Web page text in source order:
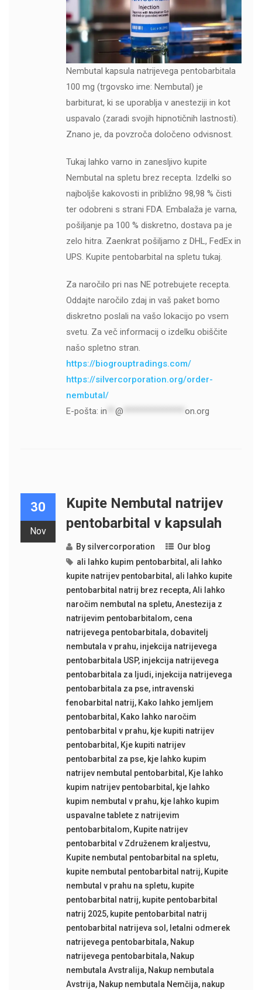
Nembutal kapsula natrijevega pentobarbitala
100 mg (trgovsko ime: Nembutal) je
barbiturat, ki se uporablja v anesteziji in kot
uspavalo (zaradi svojih hipnotičnih lastnosti).
Znano je, da povzroča določeno odvisnost.
Tukaj lahko varno in zanesljivo kupite
Nembutal na spletu brez recepta. Izdelki so
najboljše kakovosti in približno 98,98 % čisti
ter odobreni s strani FDA. Embalaža je varna,
pošiljanje pa 100 % diskretno, dostava pa je
zelo hitra. Zaenkrat pošiljamo z DHL, FedEx in
UPS. Kupite pentobarbital na spletu tukaj.
Za naročilo pri nas NE potrebujete recepta.
Oddajte naročilo zdaj in vaš paket bomo
diskretno poslali na vašo lokacijo po vsem
svetu. Za več informacij o izdelku obiščite
našo spletno stran.
https://biogrouptradings.com/
https://silvercorporation.org/order-
nembutal/
E-pošta: in @ on.org
30
Nov
Kupite Nembutal natrijev
pentobarbital v kapsulah
By silvercorporation
Our blog
ali lahko kupim pentobarbital , ali lahko
kupite natrijev pentobarbital , ali lahko kupite
pentobarbital natrij brez recepta,Ali lahko
naročim nembutal na spletu,Anestezija z
natrijevim pentobarbitalom, cena
natrijevega pentobarbitala, dobavitelj
nembutala v prahu, injekcija natrijevega
pentobarbitala USP, injekcija natrijevega
pentobarbitala za ljudi, injekcija natrijevega
pentobarbitala za pse, intravenski
fenobarbital natrij, Kako lahko jemljem
pentobarbital , Kako lahko naročim
pentobarbital v prahu, kje kupiti natrijev
pentobarbital , Kje kupiti natrijev
pentobarbital za pse, kje lahko kupim
natrijev nembutal pentobarbital , Kje lahko
kupim natrijev pentobarbital , kje lahko
kupim nembutal v prahu, kje lahko kupim
uspavalne tablete z natrijevim
pentobarbitalom, Kupite natrijev
pentobarbital v Združenem kraljestvu,
Kupite nembutal pentobarbital na spletu,
kupite nembutal pentobarbital natrij, Kupite
nembutal v prahu na spletu, kupite
pentobarbital natrij, kupite pentobarbital
natrij 2025, kupite pentobarbital natrij
pentobarbital natrijeva sol , letalni odmerek
natrijevega pentobarbitala, Nakup
natrijevega pentobarbitala, Nakup
nembutala Avstralija, Nakup nembutala
Avstrija, Nakup nembutala Nemčija, nakup